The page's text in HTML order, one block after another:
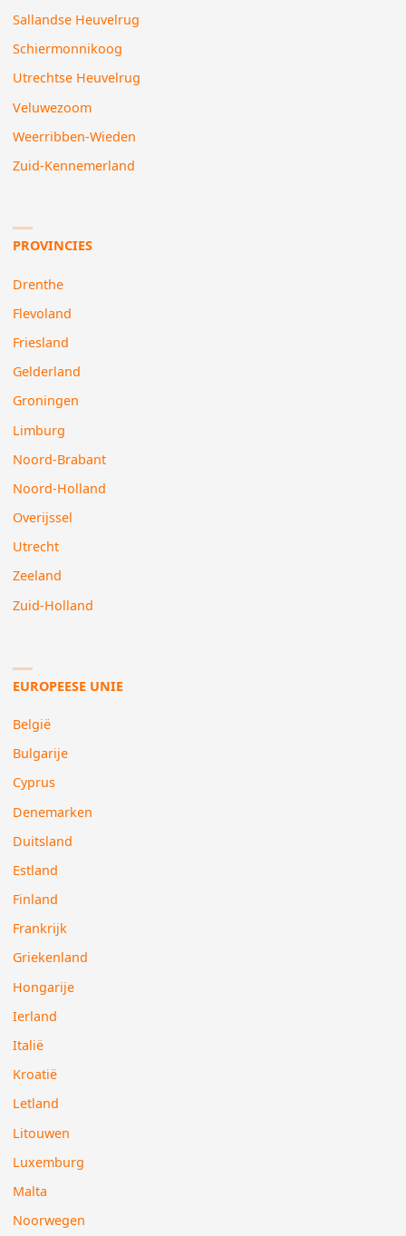
Sallandse Heuvelrug
Schiermonnikoog
Utrechtse Heuvelrug
Veluwezoom
Weerribben-Wieden
Zuid-Kennemerland
PROVINCIES
Drenthe
Flevoland
Friesland
Gelderland
Groningen
Limburg
Noord-Brabant
Noord-Holland
Overijssel
Utrecht
Zeeland
Zuid-Holland
EUROPEESE UNIE
België
Bulgarije
Cyprus
Denemarken
Duitsland
Estland
Finland
Frankrijk
Griekenland
Hongarije
Ierland
Italië
Kroatië
Letland
Litouwen
Luxemburg
Malta
Noorwegen